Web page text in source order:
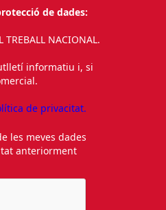
de dades:
TREBALL NACIONAL.
informatiu i, si
de privacitat.
les meves dades
anteriorment